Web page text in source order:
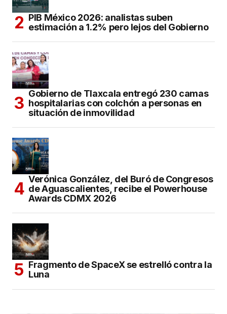
PIB México 2026: analistas suben
estimación a 1.2% pero lejos del Gobierno
Gobierno de Tlaxcala entregó 230 camas
hospitalarias con colchón a personas en
situación de inmovilidad
Verónica González, del Buró de Congresos
de Aguascalientes, recibe el Powerhouse
Awards CDMX 2026
Fragmento de SpaceX se estrelló contra la
Luna